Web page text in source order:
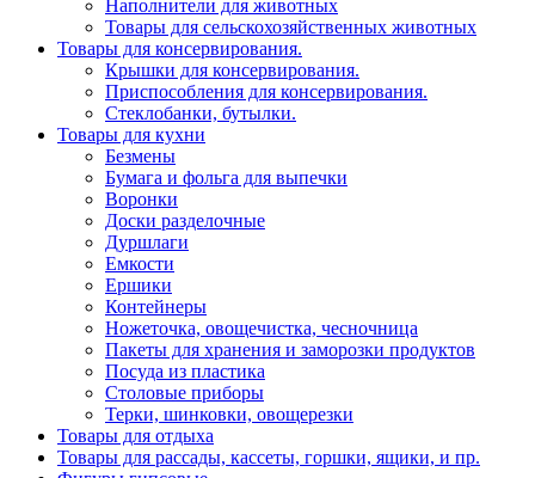
Наполнители для животных
Товары для сельскохозяйственных животных
Товары для консервирования.
Крышки для консервирования.
Приспособления для консервирования.
Стеклобанки, бутылки.
Товары для кухни
Безмены
Бумага и фольга для выпечки
Воронки
Доски разделочные
Дуршлаги
Емкости
Ершики
Контейнеры
Ножеточка, овощечистка, чесночница
Пакеты для хранения и заморозки продуктов
Посуда из пластика
Столовые приборы
Терки, шинковки, овощерезки
Товары для отдыха
Товары для рассады, кассеты, горшки, ящики, и пр.